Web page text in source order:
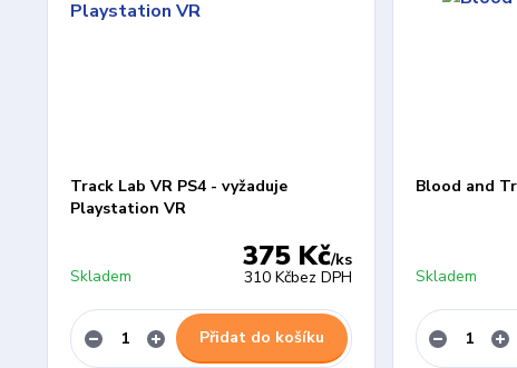
Track Lab VR PS4 - vyžaduje
Playstation VR
375 Kč/ks
310 Kčbez DPH
Skladem
Přidat do košíku
Blood and
Skladem